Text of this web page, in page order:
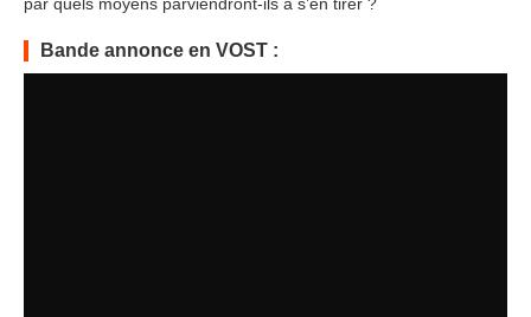
Bande annonce en VOST :